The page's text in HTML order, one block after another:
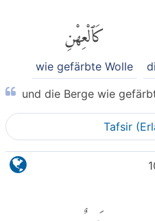
كَٱلْعِهْنِ
wie gefärbte Wolle
und die Berge wie
Tafsir